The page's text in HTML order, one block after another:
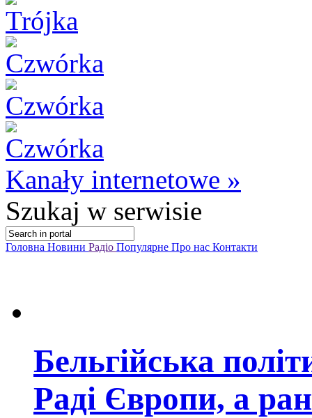
Kanały internetowe »
Szukaj w serwisie
Головна Новини Радіо Популярне Про нас Контакти
Бельгійська
Раді Європи, а